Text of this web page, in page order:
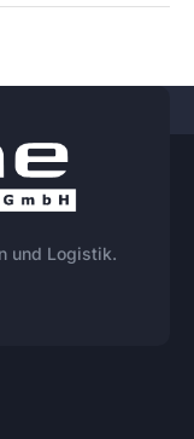
und Logistik.